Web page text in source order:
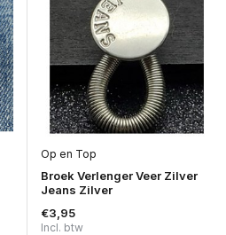
Op en Top
Broek Verlenger Veer Zilver
Jeans Zilver
€3,95
Incl. btw